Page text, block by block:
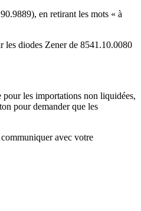
en retirant les mots « à
diodes Zener de 8541.10.0080
pour les importations non liquidées,
pour demander que les
avec votre